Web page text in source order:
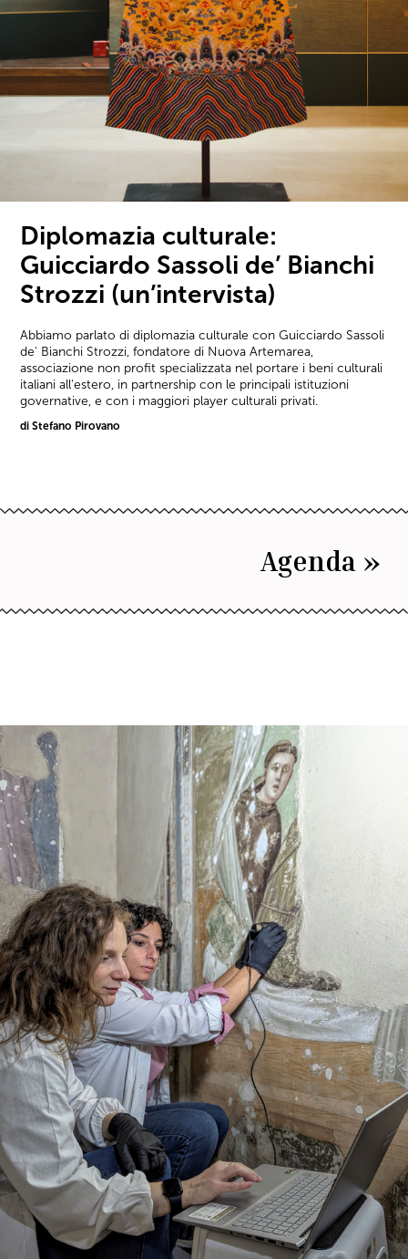
Diplomazia culturale:
Guicciardo Sassoli de’ Bianchi
Strozzi (un’intervista)
Abbiamo parlato di diplomazia culturale con Guicciardo Sassoli
de' Bianchi Strozzi, fondatore di Nuova Artemarea,
associazione non profit specializzata nel portare i beni culturali
italiani all'estero, in partnership con le principali istituzioni
governative, e con i maggiori player culturali privati.
di Stefano Pirovano
Agenda »